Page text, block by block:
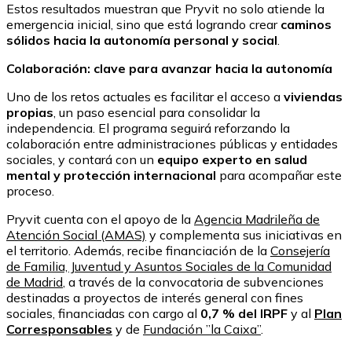
Estos resultados muestran que Pryvit no solo atiende la
emergencia inicial, sino que está logrando crear caminos
sólidos hacia la autonomía personal y social.
Colaboración: clave para avanzar hacia la autonomía
Uno de los retos actuales es facilitar el acceso a viviendas
propias, un paso esencial para consolidar la
independencia. El programa seguirá reforzando la
colaboración entre administraciones públicas y entidades
sociales, y contará con un equipo experto en salud
mental y protección internacional para acompañar este
proceso.
Pryvit cuenta con el apoyo de la Agencia Madrileña de
Atención Social (AMAS) y complementa sus iniciativas en
el territorio. Además, recibe financiación de la Consejería
de Familia, Juventud y Asuntos Sociales de la Comunidad
de Madrid, a través de la convocatoria de subvenciones
destinadas a proyectos de interés general con fines
sociales, financiadas con cargo al 0,7 % del IRPF y al Plan
Corresponsables y de Fundación ”la Caixa”.